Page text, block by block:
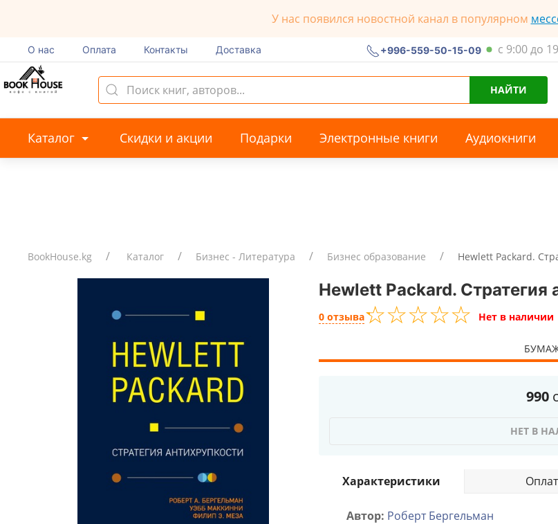
У нас появился новостной канал в популярном
О нас Оплата Контакты Доставка +996-559-50-15-09 с 9:00 до
НАЙТИ
Каталог Скидки и акции Подарки Электронные книги Аудиокниги
BookHouse.kg Каталог Бизнес - Литература Бизнес образование Hewlett Packard.
Hewlett Packard. Стратегия
0 отзыва☆☆☆☆☆
★★★★★ Нет в наличии
990
НЕТ В
Характеристики
Автор: Роберт Бергельман